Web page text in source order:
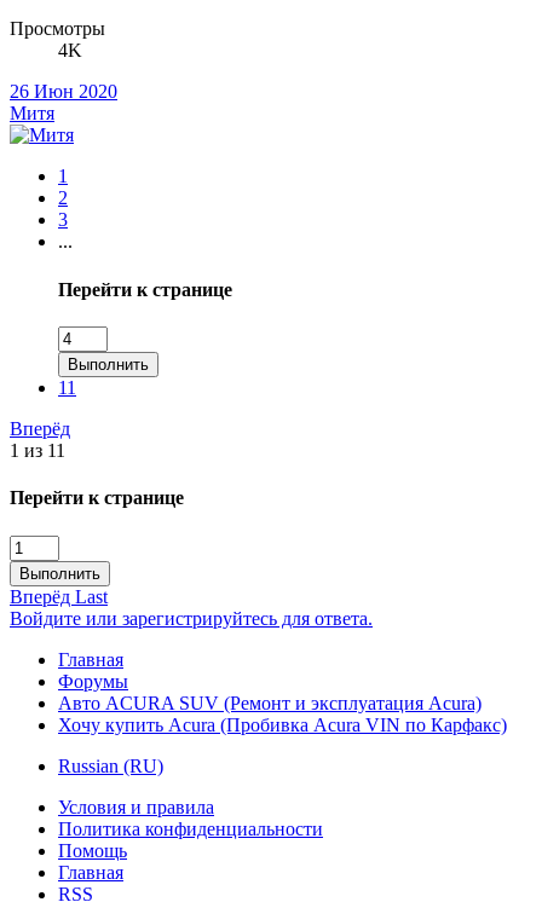
Просмотры
4K
26 Июн 2020
Митя
1
2
3
...
Перейти к странице
Выполнить
11
Вперёд
1 из 11
Перейти к странице
Выполнить
Вперёд Last
Войдите или зарегистрируйтесь для ответа.
Главная
Форумы
Авто ACURA SUV (Ремонт и эксплуатация Acura)
Хочу купить Acura (Пробивка Acura VIN по Карфакс)
Russian (RU)
Условия и правила
Политика конфиденциальности
Помощь
Главная
RSS